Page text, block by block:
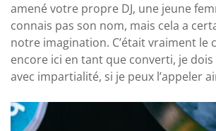
amené votre propre DJ, une jeune
connais pas son nom, mais cela a
notre imagination. C’était vraiment le
encore ici en tant que converti, je
avec impartialité, si je peux l’appeler